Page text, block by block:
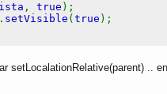
, true );
. setVisible ( true );
setLocalationRelative(parent) ..